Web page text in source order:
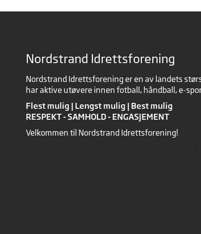
Nordstrand Idrettsforening
Nordstrand Idrettsforening er en av landets
har aktive utøvere innen fotball, håndball, e-
Flest mulig | Lengst mulig | Best mulig
RESPEKT - SAMHOLD - ENGASJEMENT
Velkommen til Nordstrand Idrettsforening!